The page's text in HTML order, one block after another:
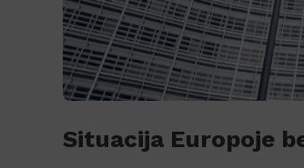
Situacija Europoje